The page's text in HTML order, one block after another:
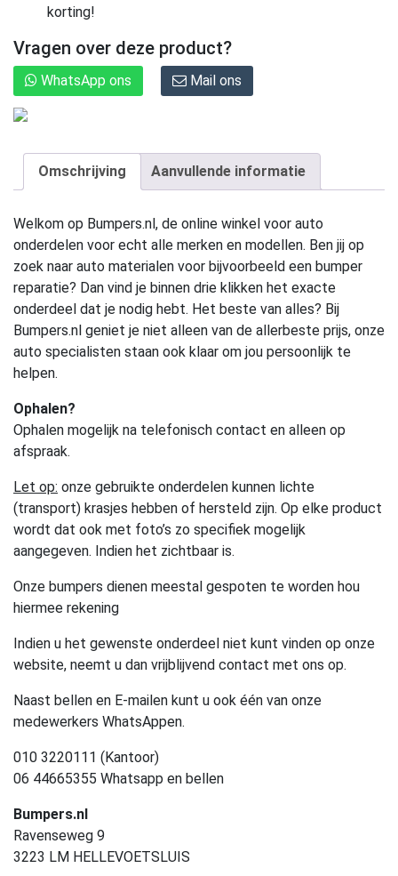
korting!
Vragen over deze product?
WhatsApp ons Mail ons
Omschrijving Aanvullende informatie
Welkom op Bumpers.nl, de online winkel voor auto
onderdelen voor echt alle merken en modellen. Ben jij op
zoek naar auto materialen voor bijvoorbeeld een bumper
reparatie? Dan vind je binnen drie klikken het exacte
onderdeel dat je nodig hebt. Het beste van alles? Bij
Bumpers.nl geniet je niet alleen van de allerbeste prijs, onze
auto specialisten staan ook klaar om jou persoonlijk te
helpen.
Ophalen?
Ophalen mogelijk na telefonisch contact en alleen op
afspraak.
Let op: onze gebruikte onderdelen kunnen lichte
(transport) krasjes hebben of hersteld zijn. Op elke product
wordt dat ook met foto’s zo specifiek mogelijk
aangegeven. Indien het zichtbaar is.
Onze bumpers dienen meestal gespoten te worden hou
hiermee rekening
Indien u het gewenste onderdeel niet kunt vinden op onze
website, neemt u dan vrijblijvend contact met ons op.
Naast bellen en E-mailen kunt u ook één van onze
medewerkers WhatsAppen.
010 3220111 (Kantoor)
06 44665355 Whatsapp en bellen
Bumpers.nl
Ravenseweg 9
3223 LM HELLEVOETSLUIS